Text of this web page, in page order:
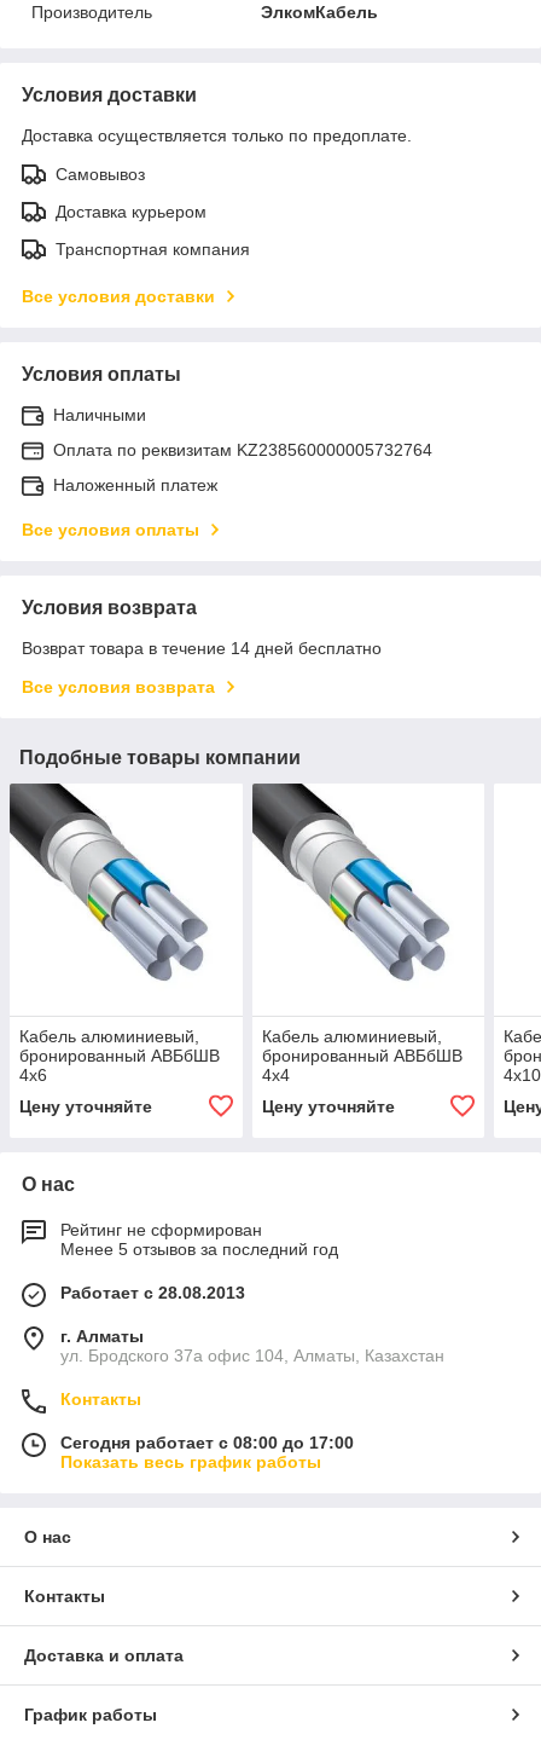
Производитель
ЭлкомКабель
Условия доставки
Доставка осуществляется только по предоплате.
Самовывоз
Доставка курьером
Транспортная компания
Все условия доставки
Условия оплаты
Наличными
Оплата по реквизитам KZ238560000005732764
Наложенный платеж
Все условия оплаты
Условия возврата
Возврат товара в течение 14 дней бесплатно
Все условия возврата
Подобные товары компании
Кабель алюминиевый,
бронированный АВБбШВ
4х6
Цену уточняйте
Кабель алюминиевый,
бронированный АВБбШВ
4х4
Цену уточняйте
4х10
О нас
Рейтинг не сформирован
Менее 5 отзывов за последний год
Работает с 28.08.2013
г. Алматы
ул. Бродского 37а офис 104, Алматы, Казахстан
Контакты
Сегодня работает с 08:00 до 17:00
Показать весь график работы
О нас
Контакты
Доставка и оплата
График работы